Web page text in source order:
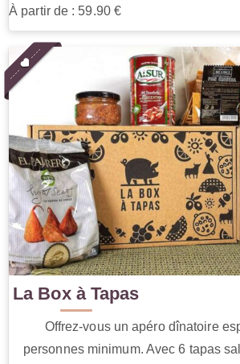
À partir de : 59.90 €
La Box à Tapas
Offrez-vous un apéro dînatoire
personnes minimum. Avec 6 tapas